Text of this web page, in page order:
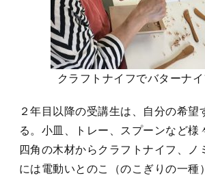
クラフトナイフでバターナ
２年目以降の受講生は、自分の希望
る。小皿、トレー、スプーンなど様
四角の木材からクラフトナイフ、ノ
には電動いとのこ（のこぎりの一種